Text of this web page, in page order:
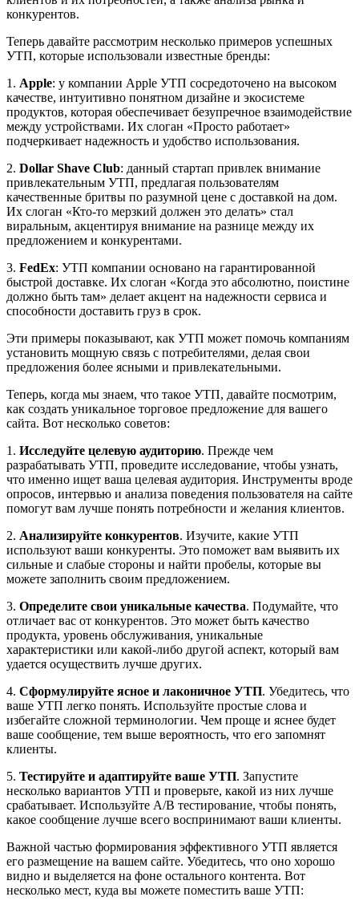
конкурентов.
Теперь давайте рассмотрим несколько примеров успешных
УТП, которые использовали известные бренды:
1. Apple: у компании Apple УТП сосредоточено на высоком
качестве, интуитивно понятном дизайне и экосистеме
продуктов, которая обеспечивает безупречное взаимодействие
между устройствами. Их слоган «Просто работает»
подчеркивает надежность и удобство использования.
2. Dollar Shave Club: данный стартап привлек внимание
привлекательным УТП, предлагая пользователям
качественные бритвы по разумной цене с доставкой на дом.
Их слоган «Кто-то мерзкий должен это делать» стал
виральным, акцентируя внимание на разнице между их
предложением и конкурентами.
3. FedEx: УТП компании основано на гарантированной
быстрой доставке. Их слоган «Когда это абсолютно, поистине
должно быть там» делает акцент на надежности сервиса и
способности доставить груз в срок.
Эти примеры показывают, как УТП может помочь компаниям
установить мощную связь с потребителями, делая свои
предложения более ясными и привлекательными.
Теперь, когда мы знаем, что такое УТП, давайте посмотрим,
как создать уникальное торговое предложение для вашего
сайта. Вот несколько советов:
1. Исследуйте целевую аудиторию. Прежде чем
разрабатывать УТП, проведите исследование, чтобы узнать,
что именно ищет ваша целевая аудитория. Инструменты вроде
опросов, интервью и анализа поведения пользователя на сайте
помогут вам лучше понять потребности и желания клиентов.
2. Анализируйте конкурентов. Изучите, какие УТП
используют ваши конкуренты. Это поможет вам выявить их
сильные и слабые стороны и найти пробелы, которые вы
можете заполнить своим предложением.
3. Определите свои уникальные качества. Подумайте, что
отличает вас от конкурентов. Это может быть качество
продукта, уровень обслуживания, уникальные
характеристики или какой-либо другой аспект, который вам
удается осуществить лучше других.
4. Сформулируйте ясное и лаконичное УТП. Убедитесь, что
ваше УТП легко понять. Используйте простые слова и
избегайте сложной терминологии. Чем проще и яснее будет
ваше сообщение, тем выше вероятность, что его запомнят
клиенты.
5. Тестируйте и адаптируйте ваше УТП. Запустите
несколько вариантов УТП и проверьте, какой из них лучше
срабатывает. Используйте A/B тестирование, чтобы понять,
какое сообщение лучше всего воспринимают ваши клиенты.
Важной частью формирования эффективного УТП является
его размещение на вашем сайте. Убедитесь, что оно хорошо
видно и выделяется на фоне остального контента. Вот
несколько мест, куда вы можете поместить ваше УТП: